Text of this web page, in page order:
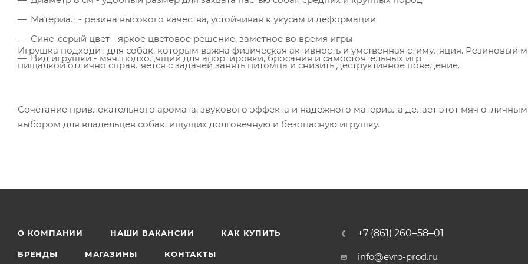
Материал - резина высокого качества, устойчивая к укусам и деформации
Сине-серый цвет - яркое цветовое решение, заметное во время игры
Вид игрушки - мяч, подходящий для апортировки, бросания и самостоятельных игр
Игрушка подходит для собак, которым важна физическая активность и умственная стимуляция. Резиновый
пищалкой отлично справляется с задачей занять питомца и снизить деструктивное поведение.
Сочетание привлекательного аромата, звукового эффекта и надежного материала делает этот мяч отличным
выбором для владельцев собак, ищущих долговечную и безопасную игрушку.
О КОМПАНИИ НАШИ ВАКАНСИИ КАК КУПИТЬ
БРЕНДЫ МАГАЗИНЫ КОНТАКТЫ
+7 (861) 260‒58‒01
info@evro-prod.ru